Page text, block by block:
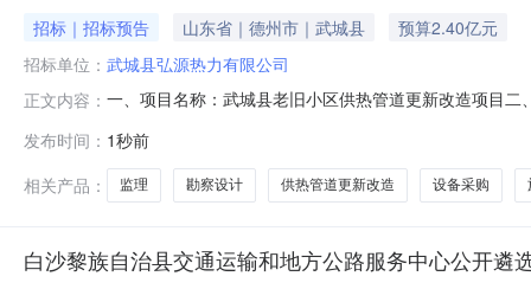
招标｜招标预告 山东省｜德州市｜武城县
预算2.40亿元
招标单位： 武城县弘源热力有限公司
正文内容： 一、项目名称：武城县老旧小区供热管道更新改造项目
热低压管道约20.391千米，管道全部采用聚氨酯发泡保
发布时间： 1秒前
相关产品：
监理 勘察设计 供热管道更新改造 设备采购
白沙黎族自治县交通运输和地方公路服务中心公开遴